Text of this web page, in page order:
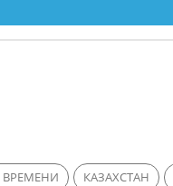
ВРЕМЕНИ КАЗАХСТАН